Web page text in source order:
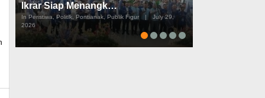
Ikrar Siap Menangk…
In Peristiwa, Politik, Pontianak, Publik Figur |
July 29,
2026